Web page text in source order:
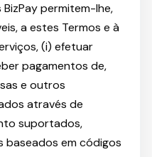
BizPay permitem-lhe,
a estes Termos e à
(i) efetuar
pagamentos de,
e outros
através de
suportados,
baseados em códigos